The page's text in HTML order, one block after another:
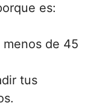
es:
menos de 45
tus